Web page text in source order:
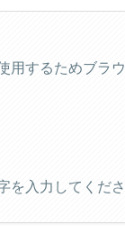
用するためブラ
を入力してくださ